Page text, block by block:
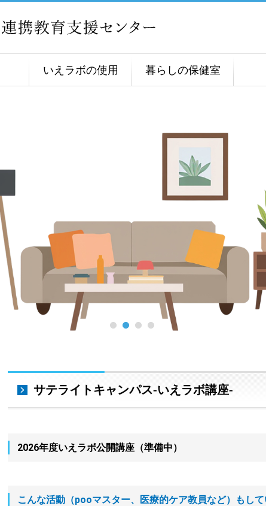
いえラボの使用 暮らしの保健室
サテライトキャンパス-いえラボ講座‐
2026年度いえラボ公開講座（準備中）
こんな活動（pooマスター、医療的ケア教員など）もし